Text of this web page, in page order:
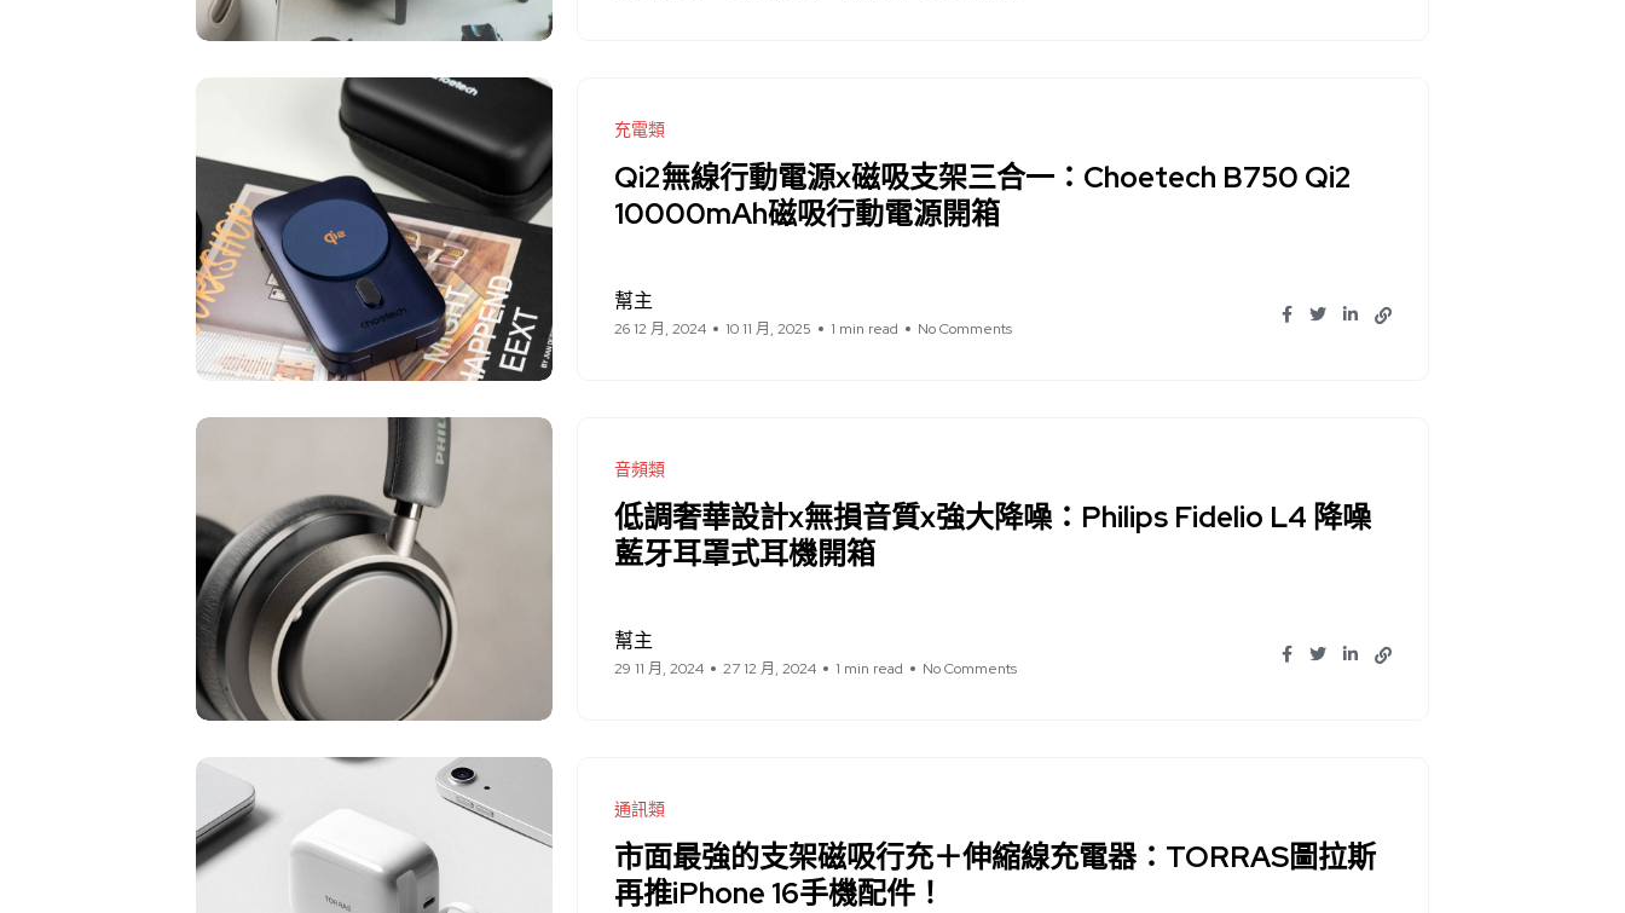
充電類
Qi2無線行動電源x磁吸支架三合一：Choetech B750 Qi2
10000mAh磁吸行動電源開箱
幫主
26 12 月, 2024 10 11 月, 2025 1 min read No Comments
音頻類
低調奢華設計x無損音質x強大降噪：Philips Fidelio L4 降噪
藍牙耳罩式耳機開箱
幫主
29 11 月, 2024 27 12 月, 2024 1 min read No Comments
通訊類
市面最強的支架磁吸行充＋伸縮線充電器：TORRAS圖拉斯
再推iPhone 16手機配件！